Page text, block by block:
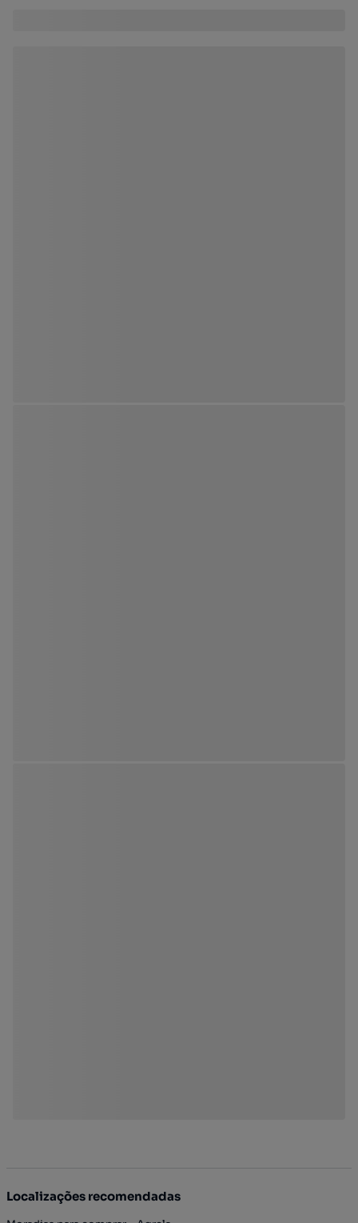
Localizações recomendadas